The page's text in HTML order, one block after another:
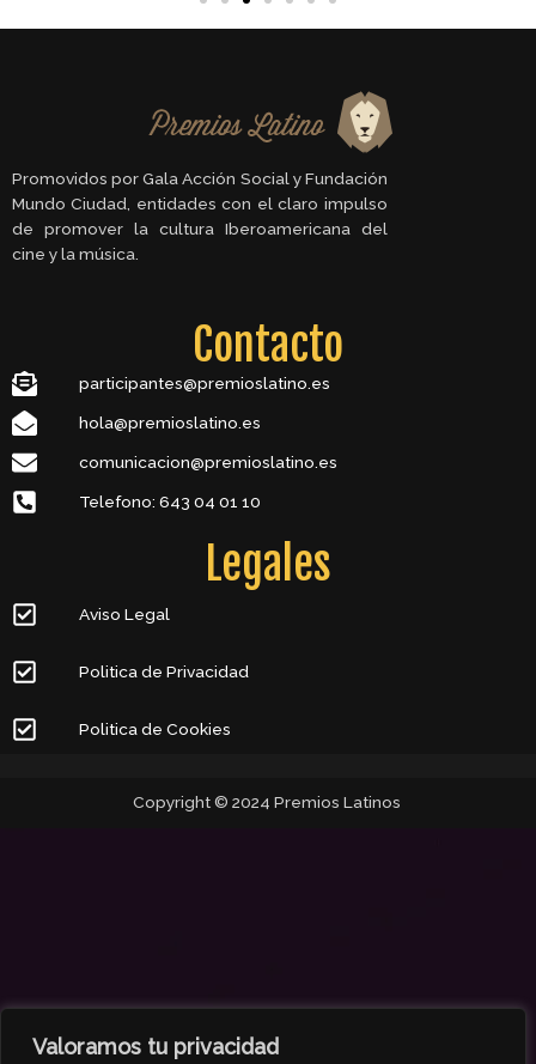
Valoramos tu privacidad
Promovidos por Gala Acción Social y Fundación
Mundo Ciudad, entidades con el claro impulso
de promover la cultura Iberoamericana del
cine y la música.
Contacto
participantes@premioslatino.es
hola@premioslatino.es
comunicacion@premioslatino.es
Telefono: 643 04 01 10
Legales
Aviso Legal
Politica de Privacidad
Politica de Cookies
Copyright © 2024 Premios Latinos